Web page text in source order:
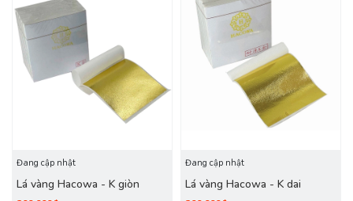
Đang cập nhật
Lá vàng Hacowa - K giòn
Đang cập nhật
Lá vàng Hacowa - K dai